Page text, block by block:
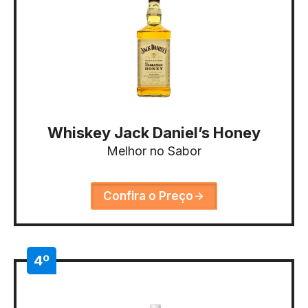
Whiskey Jack Daniel’s Honey
Melhor no Sabor
Confira o Preço
4º